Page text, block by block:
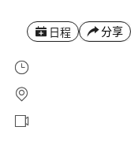
日程 分享